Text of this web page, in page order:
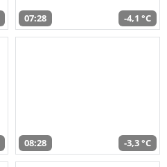
07:28 -4,1 °C
08:28 -3,3 °C